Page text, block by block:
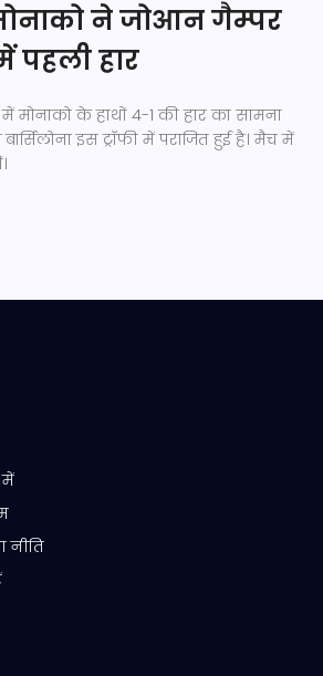
ने जोआन गैम्पर
में पहली हार
मोनाको के हाथों 4-1 की हार का सामना
इस ट्रॉफी में पराजित हुई है। मैच में
में
नीति